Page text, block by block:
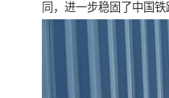
同，进一步稳固了中国铁